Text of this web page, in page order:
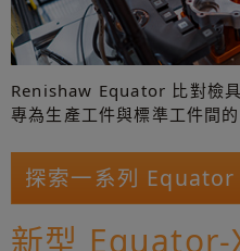
Renishaw Equator 比對檢
專為生產工件與標準工件間
探索一系列 Equator
新型 Equator-